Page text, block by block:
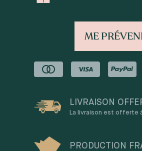
ME
LIVRAISON
La livraison est offerte
PRODUCTION